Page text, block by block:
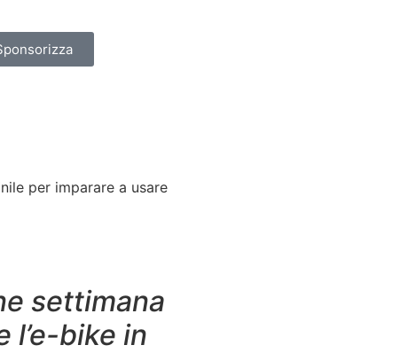
per imparare a usare
settimana
l’e-bike in